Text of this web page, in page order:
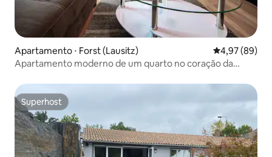
Apartamento ⋅ Forst (Lausitz) 4,97 de uma
4,97 (89)
Apartamento moderno de um quarto no coração da
Superhost
Superhost